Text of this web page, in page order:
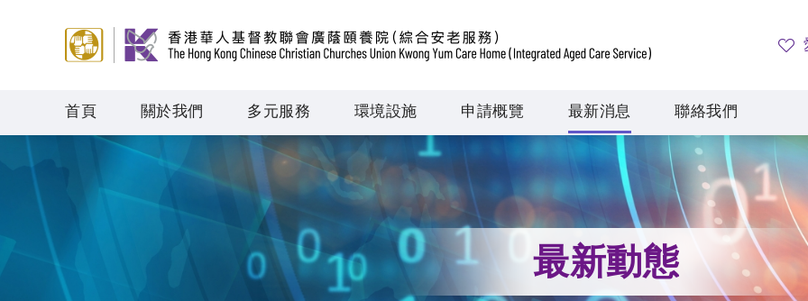
首頁 關於我們 多元服務 環境設施 申請概覽 最新消息 聯絡我們
最新動態